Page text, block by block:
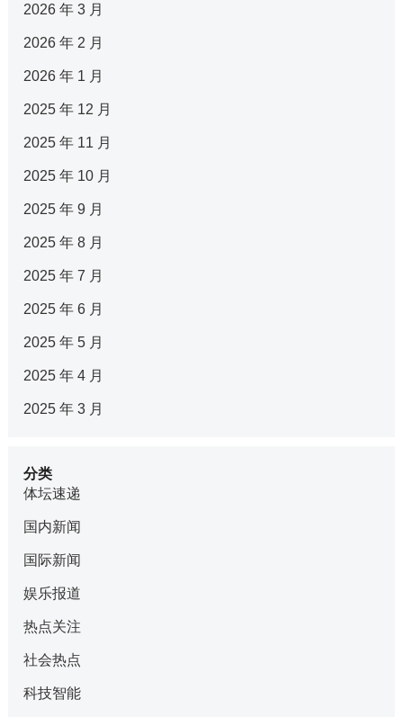
2026 年 3 月
2026 年 2 月
2026 年 1 月
2025 年 12 月
2025 年 11 月
2025 年 10 月
2025 年 9 月
2025 年 8 月
2025 年 7 月
2025 年 6 月
2025 年 5 月
2025 年 4 月
2025 年 3 月
分类
体坛速递
国内新闻
国际新闻
娱乐报道
热点关注
社会热点
科技智能